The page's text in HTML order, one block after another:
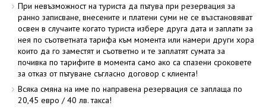
При невъзможност на туриста да пътува при резервация за
ранно записване, внесените и платени суми не се възстановяват
освен в случаите когато туриста избере друга дата и заплати за
нея по съответната тарифа към момента или намери други хора
които да го заместят и съответно и те заплатят сумата за
почивка по тарифите в момента само ако са спазени сроковете
за отказ от пътуване съгласно договор с клиента!
Всяка смяна на име по направена резервация се заплаща по
20,45 евро / 40 лв. такса!